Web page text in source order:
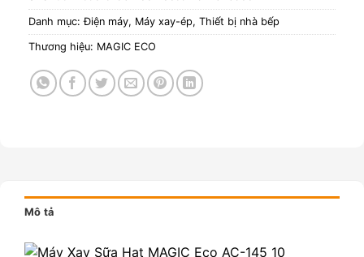
Danh mục:Điện máy, Máy xay-ép, Thiết bị nhà bếp
Thương hiệu: MAGIC ECO
Mô tả